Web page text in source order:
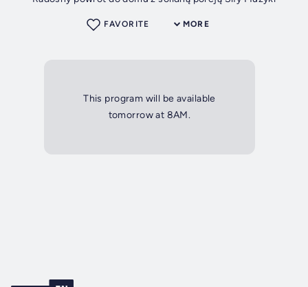
MORE
FAVORITE
This program will be available
tomorrow at 8AM.